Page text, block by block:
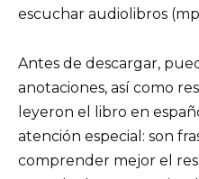
escuchar audiolibros
Antes de descargar,
anotaciones, así como
leyeron el libro en
atención especial: son
comprender mejor el